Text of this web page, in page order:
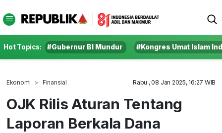
Hot Topics: #Gubernur BI Mundur #Kongres Umat Islam
Ekonomi Finansial Rabu , 08 Jan 2025, 16:27 WIB
OJK Rilis Aturan Tentang
Laporan Berkala Dana